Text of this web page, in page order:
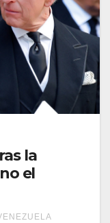
la
el